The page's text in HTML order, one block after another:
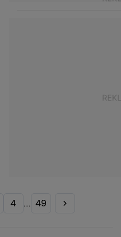
4 ... 49